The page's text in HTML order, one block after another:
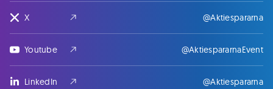
X @Aktiespararna
Youtube @AktiespararnaEvent
LinkedIn @Aktiespararna